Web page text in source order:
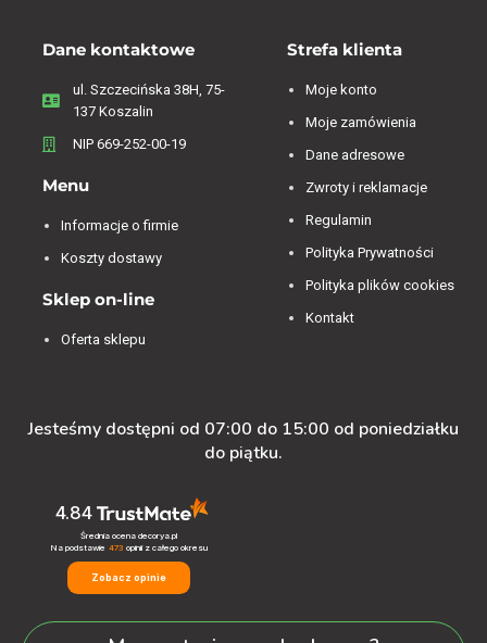
Dane kontaktowe
ul. Szczecińska 38H, 75-
137 Koszalin
NIP 669-252-00-19
Menu
Informacje o firmie
Koszty dostawy
Sklep on-line
Oferta sklepu
Strefa klienta
Moje konto
Moje zamówienia
Dane adresowe
Zwroty i reklamacje
Regulamin
Polityka Prywatności
Polityka plików cookies
Kontakt
Jesteśmy dostępni od 07:00 do 15:00 od poniedziałku
do piątku.
4.84
Średnia ocena decorya.pl
Na podstawie 473 opinii z całego okresu
Zobacz opinie